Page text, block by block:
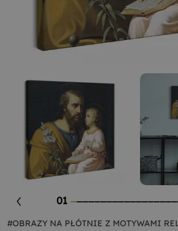
01
#OBRAZY NA PŁÓTNIE Z MOTYWAMI